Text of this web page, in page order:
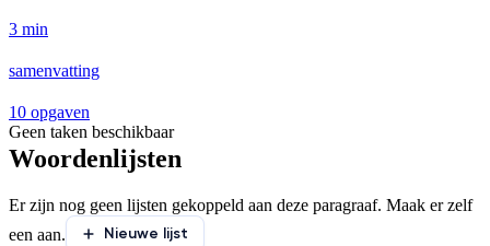
3 min
samenvatting
10 opgaven
Geen taken beschikbaar
Woordenlijsten
Er zijn nog geen lijsten gekoppeld aan deze paragraaf. Maak er zelf
een aan.
Nieuwe lijst